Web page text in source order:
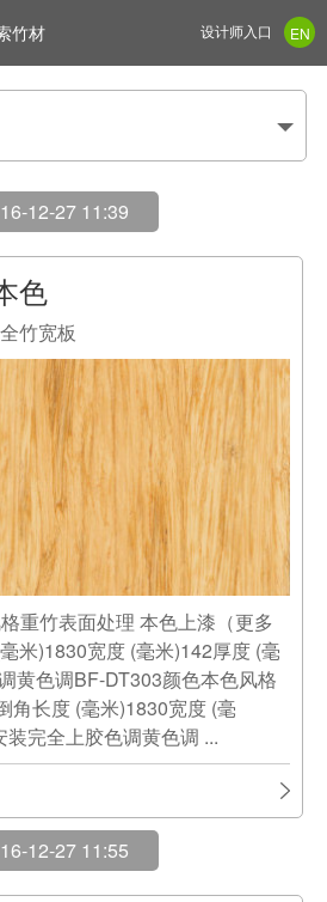
竹材 EN
设计师入口
12-27 11:39
色
竹宽板
重竹表面处理 本色上漆（更多
米)1830宽度 (毫米)142厚度 (毫
黄色调BF-DT303颜色本色风格
角长度 (毫米)1830宽度 (毫
完全上胶色调黄色调 ...
12-27 11:55